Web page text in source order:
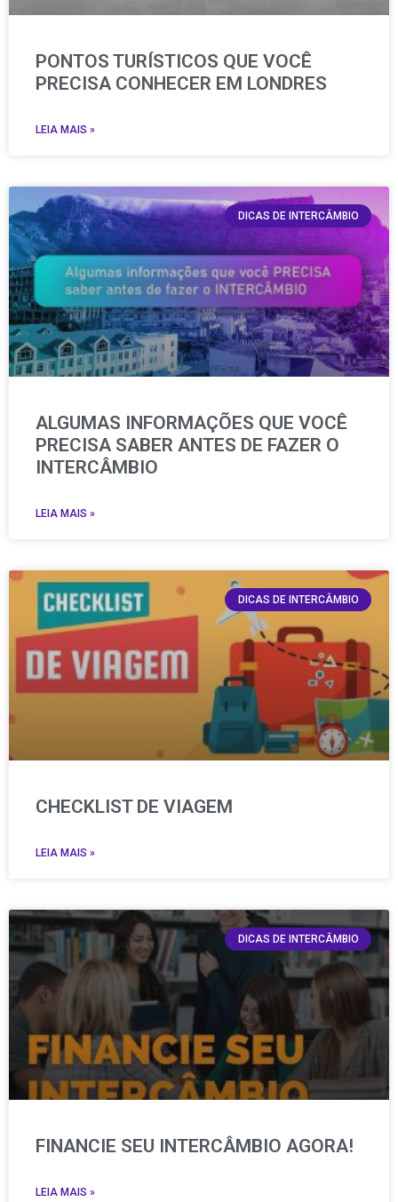
PONTOS TURÍSTICOS QUE VOCÊ
PRECISA CONHECER EM LONDRES
LEIA MAIS »
DICAS DE INTERCÂMBIO
ALGUMAS INFORMAÇÕES QUE VOCÊ
PRECISA SABER ANTES DE FAZER O
INTERCÂMBIO
LEIA MAIS »
DICAS DE INTERCÂMBIO
CHECKLIST DE VIAGEM
LEIA MAIS »
DICAS DE INTERCÂMBIO
FINANCIE SEU INTERCÂMBIO AGORA!
LEIA MAIS »